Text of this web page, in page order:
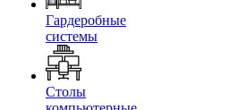
Гардеробные
системы
Столы